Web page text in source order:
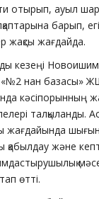
отырып, ауыл
барып,
жақсы жағдайда.
кезеңі
«№2 нан базасы»
кәсіпорынның
талқыланды.
жағдайында
қабылдау және
өтті.